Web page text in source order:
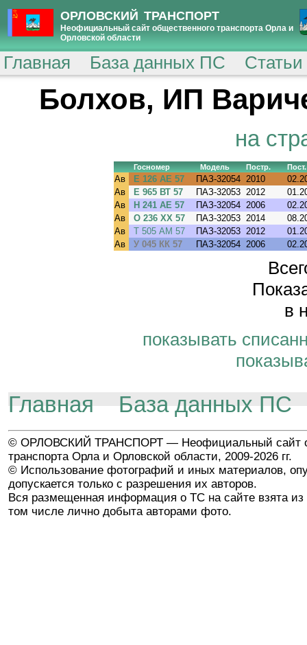
ОРЛОВСКИЙ ТРАНСПОРТ
Неофициальный сайт общественного транспорта Орла и
Орловской области
Главная База данных ПС
Болхов, ИП
на
Госномер Модель Постр. Пост.
Ав Е 126 АЕ 57 ПАЗ-32054 2010
Ав
Е 965 ВТ 57 ПАЗ-32053 2012
Ав
Н 241 АЕ 57 ПАЗ-32054 2006
Ав
О 236 ХХ 57 ПАЗ-32053 2014
Ав
Т 505 АМ 57 ПАЗ-32053 2012
Ав
У 045 КК 57 ПАЗ-32054 2006
в
показывать
Главная База данных ПС
© ОРЛОВСКИЙ ТРАНСПОРТ — Неофициальный сайт
транспорта Орла и Орловской области, 2009-2026 гг.
© Использование фотографий и иных материалов,
допускается только с разрешения их авторов.
Вся размещенная информация о ТС на сайте взята из
том числе лично добыта авторами фото.